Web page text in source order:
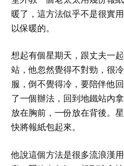
暖了，這方法似乎不是很實
以保暖的。
想起有個星期天，跟丈夫一
站，他忽然覺得不對勁，很
服，倒不覺得冷，要陪伴他
了一個辦法，回到地鐵站內
放在胸前，一份放在背後。
快將報紙包起來。
他說這個方法是很多流浪漢